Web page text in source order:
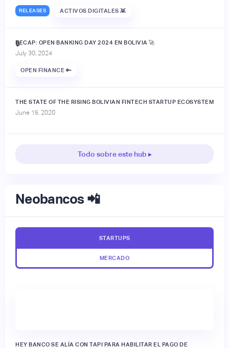
RELEASES ACTIVOS DIGITALES 👾
RECAP: OPEN BANKING DAY 2024 EN BOLIVIA 🚀
July 30, 2024
OPEN FINANCE 🔑
🔒
THE STATE OF THE RISING BOLIVIAN FINTECH STARTUP ECOSYSTEM
June 15, 2020
Todo sobre este hub ▸
Neobancos 📲
STARTUPS
MERCADO
HEY BANCO SE ALÍA CON TAPI PARA HABILITAR EL PAGO DE